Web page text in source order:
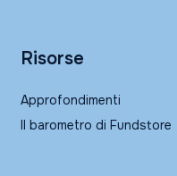
Risorse
Approfondimenti
Il barometro di Fundstore